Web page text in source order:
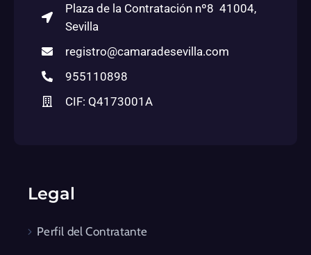
Plaza de la Contratación nº8 41004,
Sevilla
registro@camaradesevilla.com
955110898
CIF: Q4173001A
Legal
Perfil del Contratante